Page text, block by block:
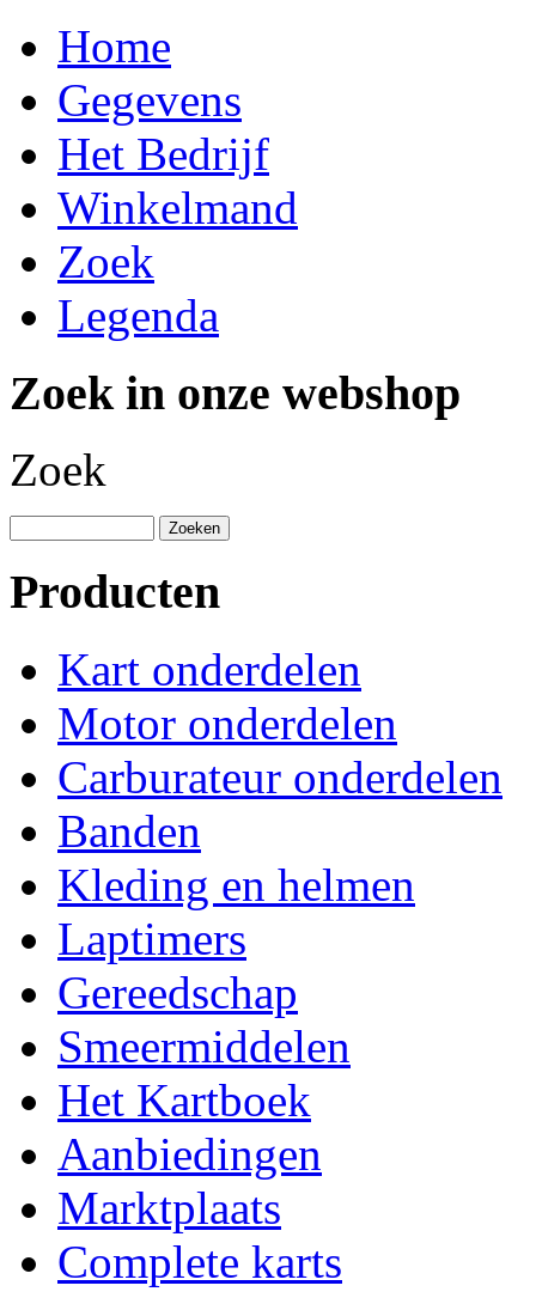
Home
Gegevens
Het Bedrijf
Winkelmand
Zoek
Legenda
Zoek in onze webshop
Zoek
Producten
Kart onderdelen
Motor onderdelen
Carburateur onderdelen
Banden
Kleding en helmen
Laptimers
Gereedschap
Smeermiddelen
Het Kartboek
Aanbiedingen
Marktplaats
Complete karts